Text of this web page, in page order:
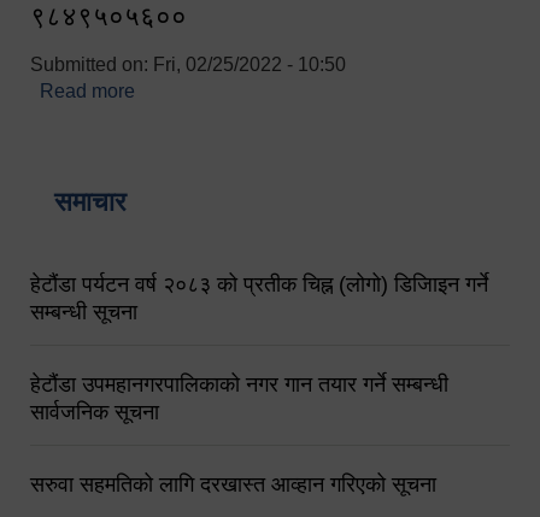
९८४९५०५६००
Submitted on: Fri, 02/25/2022 - 10:50
Read more
समाचार
हेटौंडा पर्यटन वर्ष २०८३ को प्रतीक चिह्न (लोगो) डिजिाइन गर्ने
सम्बन्धी सूचना
हेटौंडा उपमहानगरपालिकाको नगर गान तयार गर्ने सम्बन्धी
सार्वजनिक सूचना
सरुवा सहमतिको लागि दरखास्त आव्हान गरिएको सूचना